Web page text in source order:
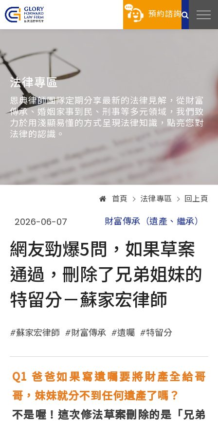
預約諮詢
法律專區
恩典律師團隊定期分享最新的法律見解，從財富
傳承、婚姻家事到民、刑事等多元領域，我們致
力於用淺顯易懂的方式呈現法律知識，點亮您對
法律的認識。
首頁 法律專區 回上頁
2026-06-07 財富傳承（遺產、繼承）
網友勁爆5問，如果草案
通過，刪除了兄弟姐妹的
特留分－蘇家宏律師
蘇家宏律師 財富傳承 遺囑 特留分
Q1 爸爸如果寫遺囑要將財產全給哥
哥，妹妹就分不到任何遺產了嗎？
不是喔！這次修法草案刪除的是「兄弟